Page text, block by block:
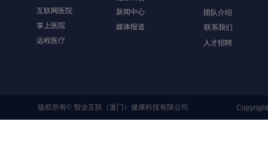
版权所有© 智业互联（厦门）健康科技有限公司
互联网医院
掌上医院
远程医疗
新闻中心
媒体报道
团队介绍
联系我们
人才招聘